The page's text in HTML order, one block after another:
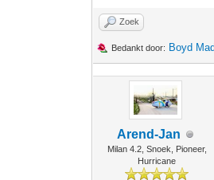
Zoek
Bedankt door: Boyd
Arend-Jan
Milan 4.2, Snoek, Pioneer,
Hurricane